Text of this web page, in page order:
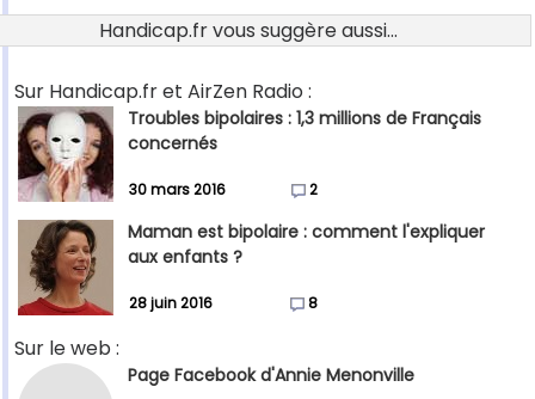
Handicap.fr vous suggère aussi...
Sur Handicap.fr et AirZen Radio :
Troubles bipolaires : 1,3 millions de Français
concernés
30 mars 2016 2
Maman est bipolaire : comment l'expliquer
aux enfants ?
28 juin 2016 8
Sur le web :
Page Facebook d'Annie Menonville